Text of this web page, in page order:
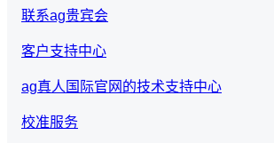
联系ag贵宾会
客户支持中心
ag真人国际官网的技术支持中心
校准服务